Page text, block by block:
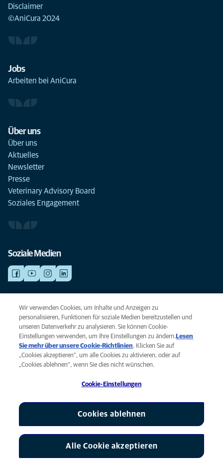
Disclaimer
©AniCura 2024
Jobs
Arbeiten bei AniCura
Über uns
Über uns
Aktuelles
Newsletter
Presse
Veterinary Advisory Board
Soziales Engagement
Soziale Medien
NOTDIENSTE
Finden Sie hier Standorte mit Notfall-Service. Weil Ihr Tier die beste
Versorgung verdient.
Privacy
Legal
AniCura ist eine Tochtergesellschaft von Mars, Inc © 2026
Cookie-Einstellungen
Wir verwenden Cookies, um Inhalte und Anzeigen zu
personalisieren, Funktionen für soziale Medien bereitzustellen und
unseren Datenverkehr zu analysieren. Sie können Cookie-
Einstellungen verwenden, um Ihre Einstellungen zu ändern. Lesen
Sie mehr über unsere Cookie-Richtlinien(opens in a new tab)
. Klicken Sie auf
„Cookies akzeptieren“, um alle Cookies zu aktivieren, oder auf
„Cookies ablehnen“, wenn Sie dies nicht wünschen.
Cookie-Einstellungen
Cookies ablehnen
Alle Cookie akzeptieren